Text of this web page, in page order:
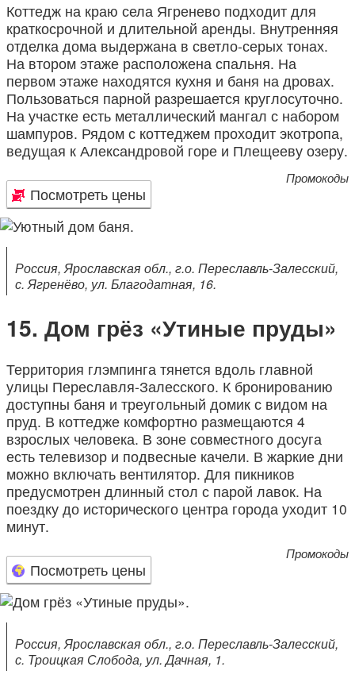
Коттедж на краю села Ягренево подходит для
краткосрочной и длительной аренды. Внутренняя
отделка дома выдержана в светло-серых тонах.
На втором этаже расположена спальня. На
первом этаже находятся кухня и баня на дровах.
Пользоваться парной разрешается круглосуточно.
На участке есть металлический мангал с набором
шампуров. Рядом с коттеджем проходит экотропа,
ведущая к Александровой горе и Плещееву озеру.
Посмотреть цены
Промокоды
Россия, Ярославская обл., г.о. Переславль-Залесский,
с. Ягренёво, ул. Благодатная, 16.
Дом грёз «Утиные пруды»
Территория глэмпинга тянется вдоль главной
улицы Переславля-Залесского. К бронированию
доступны баня и треугольный домик с видом на
пруд. В коттедже комфортно размещаются 4
взрослых человека. В зоне совместного досуга
есть телевизор и подвесные качели. В жаркие дни
можно включать вентилятор. Для пикников
предусмотрен длинный стол с парой лавок. На
поездку до исторического центра города уходит 10
минут.
Посмотреть цены
Промокоды
Россия, Ярославская обл., г.о. Переславль-Залесский,
с. Троицкая Слобода, ул. Дачная, 1.